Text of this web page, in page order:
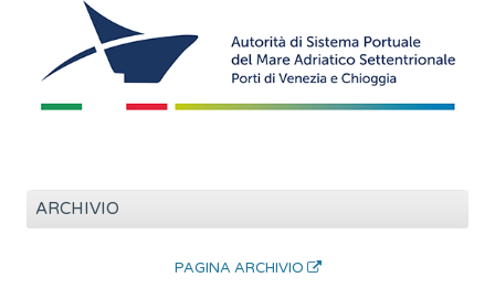
ARCHIVIO
PAGINA ARCHIVIO